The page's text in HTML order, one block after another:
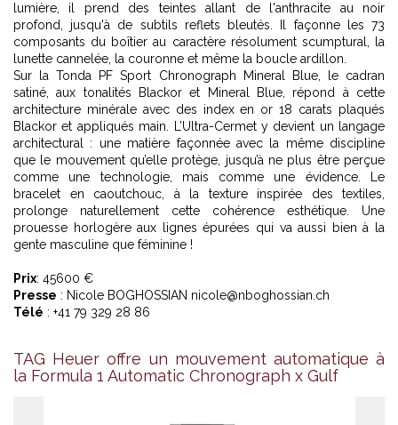
lumière, il prend des teintes allant de l'anthracite au noir
profond, jusqu'à de subtils reflets bleutés. Il façonne les 73
composants du boîtier au caractère résolument scumptural, la
lunette cannelée, la couronne et même la boucle ardillon.
Sur la Tonda PF Sport Chronograph Mineral Blue, le cadran
satiné, aux tonalités Blackor et Mineral Blue, répond à cette
architecture minérale avec des index en or 18 carats plaqués
Blackor et appliqués main. L’Ultra-Cermet y devient un langage
architectural : une matière façonnée avec la même discipline
que le mouvement qu’elle protège, jusqu’à ne plus être perçue
comme une technologie, mais comme une évidence. Le
bracelet en caoutchouc, à la texture inspirée des textiles,
prolonge naturellement cette cohérence esthétique. Une
prouesse horlogère aux lignes épurées qui va aussi bien à la
gente masculine que féminine !
Prix: 45600 €
Presse : Nicole BOGHOSSIAN nicole@nboghossian.ch
Télé : +41 79 329 28 86
TAG Heuer offre un mouvement automatique à
la Formula 1 Automatic Chronograph x Gulf